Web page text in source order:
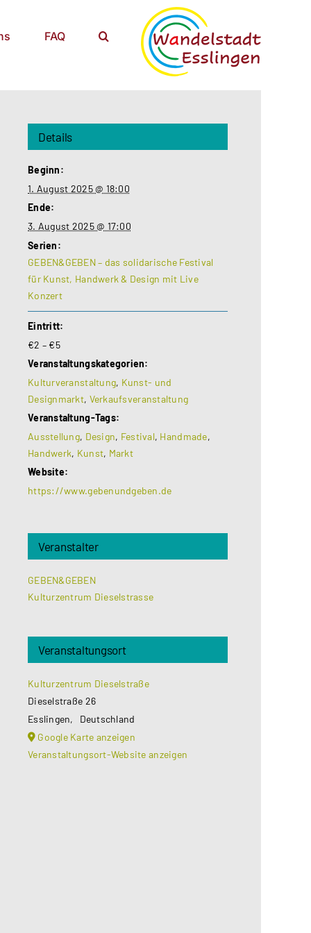
FAQ
Details
Beginn:
1. August 2025 @ 18:00
Ende:
3. August 2025 @ 17:00
Serien:
GEBEN&GEBEN – das solidarische Festival
für Kunst, Handwerk & Design mit Live
Konzert
Eintritt:
€2 – €5
Veranstaltungskategorien:
Kulturveranstaltung, Kunst- und
Designmarkt, Verkaufsveranstaltung
Veranstaltung-Tags:
Ausstellung, Design, Festival, Handmade,
Handwerk, Kunst, Markt
Website:
https://www.gebenundgeben.de
Veranstalter
GEBEN&GEBEN
Kulturzentrum Dieselstrasse
Veranstaltungsort
Kulturzentrum Dieselstraße
Dieselstraße 26
Esslingen,
Deutschland
Google Karte anzeigen
Veranstaltungsort-Website anzeigen